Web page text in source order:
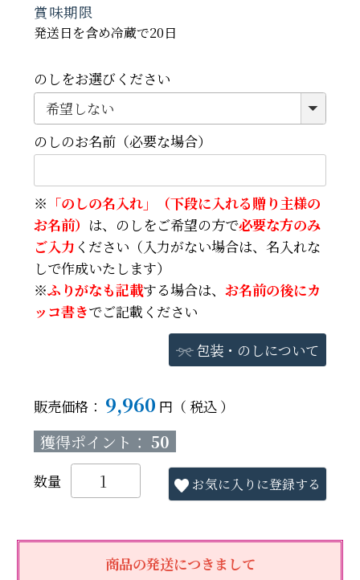
賞味期限
発送日を含め冷蔵で20日
のしをお選びください
のしのお名前（必要な場合）
※ 「のしの名入れ」（下段に入れる贈り主様の
お名前） は、のしをご希望の方で必要な方のみ
ご入力 ください（入力がない場合は、名入れな
しで作成いたします）
※ふりがなも記載する場合は、 お名前の後にカ
ッコ書きでご記載ください
包装・のしについて
販売価格： 9,960 税込
獲得ポイント： 50
お気に入りに登録する
商品の発送につきまして